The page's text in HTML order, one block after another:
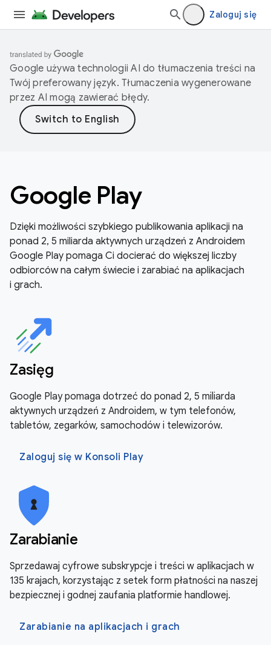
Zaloguj się
Google używa technologii AI do tłumaczenia treści na
Twój preferowany język. Tłumaczenia wygenerowane
przez AI mogą zawierać błędy.
Google Play
Dzięki możliwości szybkiego publikowania aplikacji na
ponad 2, 5 miliarda aktywnych urządzeń z Androidem
Google Play pomaga Ci docierać do większej liczby
odbiorców na całym świecie i zarabiać na aplikacjach
i grach.
Zasięg
Google Play pomaga dotrzeć do ponad 2, 5 miliarda
aktywnych urządzeń z Androidem, w tym telefonów,
tabletów, zegarków, samochodów i telewizorów.
Zaloguj się w Konsoli Play
Zarabianie
Sprzedawaj cyfrowe subskrypcje i treści w aplikacjach w
135 krajach, korzystając z setek form płatności na naszej
bezpiecznej i godnej zaufania platformie handlowej.
Zarabianie na aplikacjach i grach